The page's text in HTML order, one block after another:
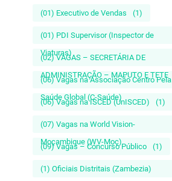
(01) Executivo de Vendas (1)
(01) PDI Supervisor (Inspector de
Viaturas)
(02) VAGAS – SECRETÁRIA DE
ADMINISTRAÇÃO – MAPUTO E TETE
(06) Vagas na Associação Centro Pela
Saúde Global (C-Saúde)
(06) Vagas na ISCED (UnISCED) (1)
(07) Vagas na World Vision-
Moçambique (WV-Moç)
(09) Vagas – Concurso Público (1)
(1) Oficiais Distritais (Zambezia)